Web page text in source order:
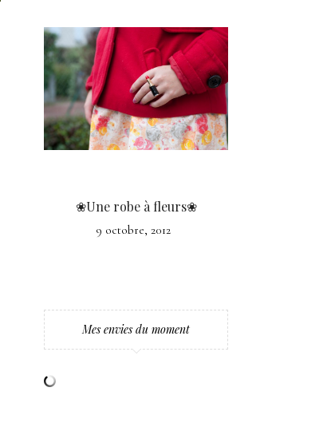
❀Une robe à fleurs❀
9 octobre, 2012
Mes envies du moment